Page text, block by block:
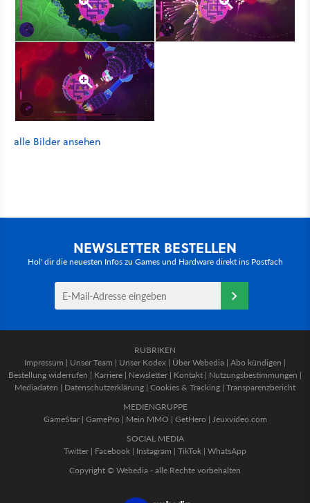
alle Bilder ansehen
NEWSLETTER BESTELLEN
Hol' dir die neuesten Infos zu Games und Hardware direkt ins Postfach
RUBRIKEN
Impressum | Unser Team | Unser Kodex | Über Webedia | Abo kündigen |
Bestellung widerrufen | Karriere | Newsletter | Kontakt | Nutzungsbestimmungen |
Mediadaten | Datenschutzerklärung | Cookies & Tracking | Transparenzbericht
MEDIENGRUPPE
GameStar| GamePro | Mein MMO | GetHero | Jeuxvideo.com
SOCIAL MEDIA
Twitter | Facebook | Instagram | TikTok | WhatsApp
Copyright © Webedia - alle Rechte vorbehalten